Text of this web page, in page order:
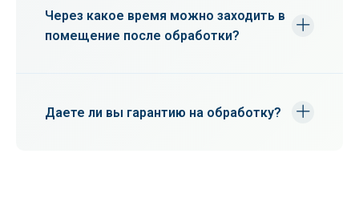
высыхания. Рекомендуется покинуть
помещение на время обработки и
Через какое время можно заходить в
помещение после обработки?
специалист в зависимости от метода.
Даете ли вы гарантию на обработку?